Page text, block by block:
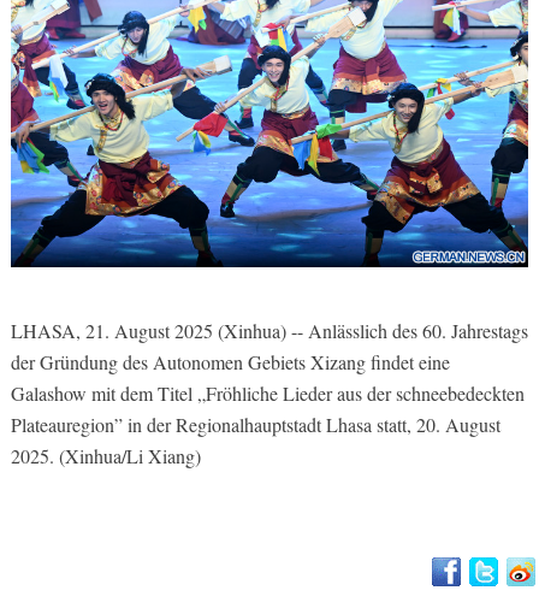
LHASA, 21. August 2025 (Xinhua) -- Anlässlich des 60. Jahrestags
der Gründung des Autonomen Gebiets Xizang findet eine
Galashow mit dem Titel „Fröhliche Lieder aus der schneebedeckten
Plateauregion” in der Regionalhauptstadt Lhasa statt, 20. August
2025. (Xinhua/Li Xiang)